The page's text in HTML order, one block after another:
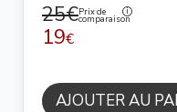
25€Prix de
comparaison
19€
AJOUTER AU